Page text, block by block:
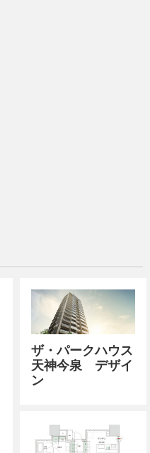
ザ・パークハウス
天神今泉 デザイ
ン